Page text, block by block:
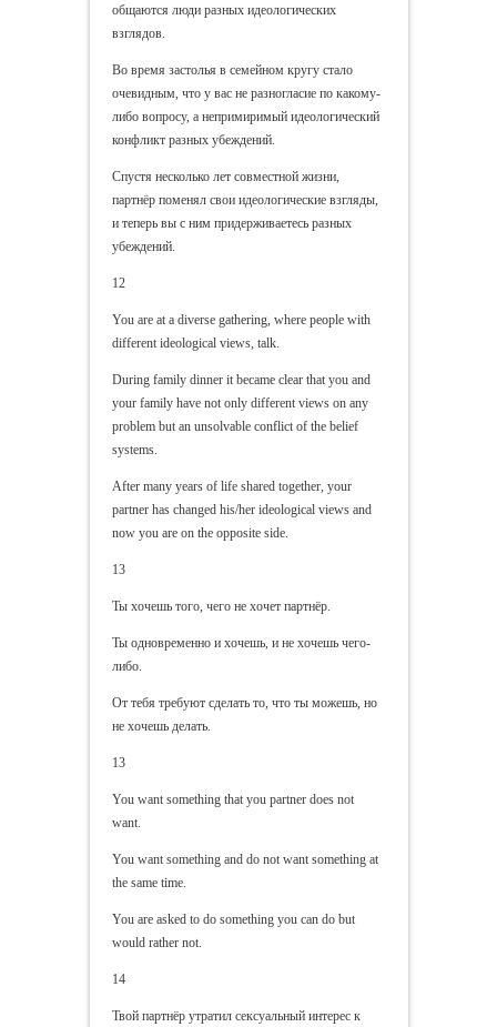
общаются люди разных идеологических
взглядов.
Во время застолья в семейном кругу стало
очевидным, что у вас не разногласие по какому-
либо вопросу, а непримиримый идеологический
конфликт разных убеждений.
Спустя несколько лет совместной жизни,
партнёр поменял свои идеологические взгляды,
и теперь вы с ним придерживаетесь разных
убеждений.
12
You are at a diverse gathering, where people with
different ideological views, talk.
During family dinner it became clear that you and
your family have not only different views on any
problem but an unsolvable conflict of the belief
systems.
After many years of life shared together, your
partner has changed his/her ideological views and
now you are on the opposite side.
13
Ты хочешь того, чего не хочет партнёр.
Ты одновременно и хочешь, и не хочешь чего-
либо.
От тебя требуют сделать то, что ты можешь, но
не хочешь делать.
13
You want something that you partner does not
want.
You want something and do not want something at
the same time.
You are asked to do something you can do but
would rather not.
14
Твой партнёр утратил сексуальный интерес к